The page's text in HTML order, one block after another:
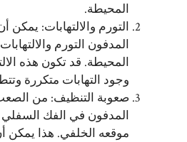
المحيطة.
التورم والالتهابات:
المدفون التورم
المحيطة. قد تكون هذه
وجود التهابات متكررة
صعوبة التنظيف: من
المدفون في الفك
موقعه الخلفي. هذا يمكن